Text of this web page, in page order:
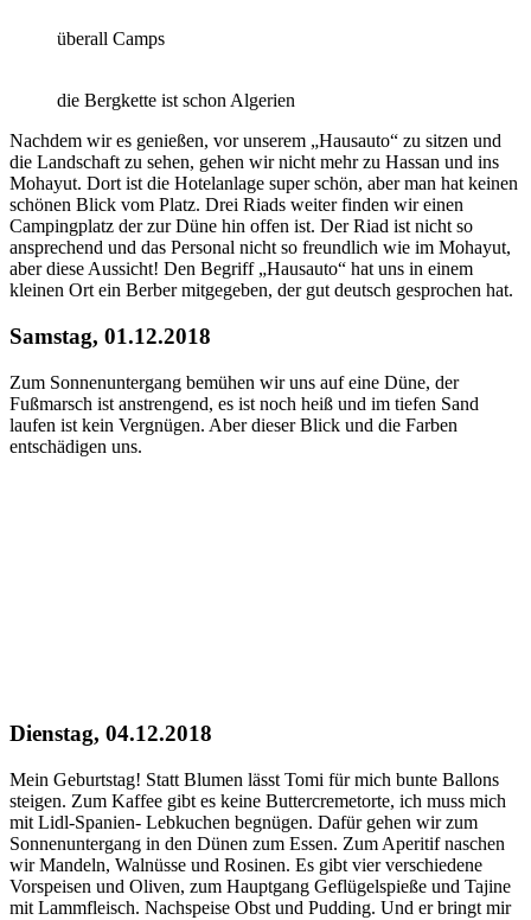
überall Camps
die Bergkette ist schon Algerien
Nachdem wir es genießen, vor unserem „Hausauto“ zu sitzen und
die Landschaft zu sehen, gehen wir nicht mehr zu Hassan und ins
Mohayut. Dort ist die Hotelanlage super schön, aber man hat keinen
schönen Blick vom Platz. Drei Riads weiter finden wir einen
Campingplatz der zur Düne hin offen ist. Der Riad ist nicht so
ansprechend und das Personal nicht so freundlich wie im Mohayut,
aber diese Aussicht! Den Begriff „Hausauto“ hat uns in einem
kleinen Ort ein Berber mitgegeben, der gut deutsch gesprochen hat.
Samstag, 01.12.2018
Zum Sonnenuntergang bemühen wir uns auf eine Düne, der
Fußmarsch ist anstrengend, es ist noch heiß und im tiefen Sand
laufen ist kein Vergnügen. Aber dieser Blick und die Farben
entschädigen uns.
Dienstag, 04.12.2018
Mein Geburtstag! Statt Blumen lässt Tomi für mich bunte Ballons
steigen. Zum Kaffee gibt es keine Buttercremetorte, ich muss mich
mit Lidl-Spanien- Lebkuchen begnügen. Dafür gehen wir zum
Sonnenuntergang in den Dünen zum Essen. Zum Aperitif naschen
wir Mandeln, Walnüsse und Rosinen. Es gibt vier verschiedene
Vorspeisen und Oliven, zum Hauptgang Geflügelspieße und Tajine
mit Lammfleisch. Nachspeise Obst und Pudding. Und er bringt mir